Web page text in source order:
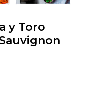
y Toro